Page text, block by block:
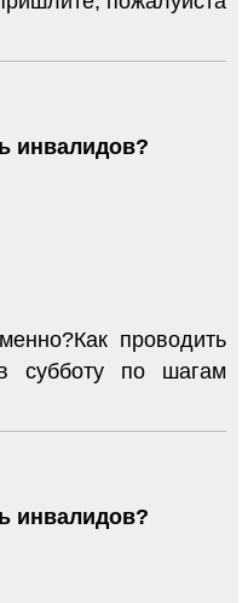
инвалидов?
проводить
субботу по шагам
инвалидов?